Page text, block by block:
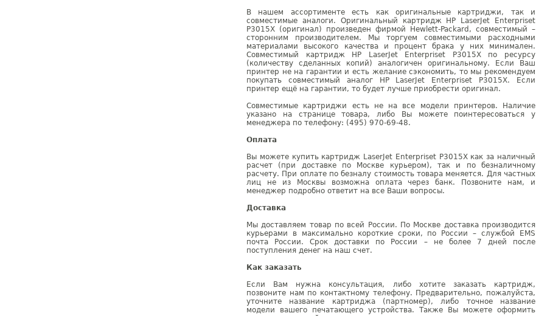
В нашем ассортименте есть как оригинальные картриджи, так и
совместимые аналоги. Оригинальный картридж HP LaserJet Enterpriset
P3015X (оригинал) произведен фирмой Hewlett-Packard, совместимый –
сторонним производителем. Мы торгуем совместимыми расходными
материалами высокого качества и процент брака у них минимален.
Совместимый картридж HP LaserJet Enterpriset P3015X по ресурсу
(количеству сделанных копий) аналогичен оригинальному. Если Ваш
принтер не на гарантии и есть желание сэкономить, то мы рекомендуем
покупать совместимый аналог HP LaserJet Enterpriset P3015X. Если
принтер ещё на гарантии, то будет лучше приобрести оригинал.
Совместимые картриджи есть не на все модели принтеров. Наличие
указано на странице товара, либо Вы можете поинтересоваться у
менеджера по телефону: (495) 970-69-48.
Оплата
Вы можете купить картридж LaserJet Enterpriset P3015X как за наличный
расчет (при доставке по Москве курьером), так и по безналичному
расчету. При оплате по безналу стоимость товара меняется. Для частных
лиц не из Москвы возможна оплата через банк. Позвоните нам, и
менеджер подробно ответит на все Ваши вопросы.
Доставка
Мы доставляем товар по всей России. По Москве доставка производится
курьерами в максимально короткие сроки, по России – службой EMS
почта России. Срок доставки по России – не более 7 дней после
поступления денег на наш счет.
Как заказать
Если Вам нужна консультация, либо хотите заказать картридж,
позвоните нам по контактному телефону. Предварительно, пожалуйста,
уточните название картриджа (партномер), либо точное название
модели вашего печатающего устройства. Также Вы можете оформить